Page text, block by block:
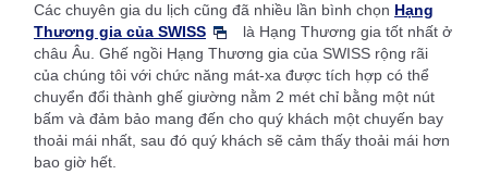
Các chuyên gia du lịch cũng đã nhiều lần bình chọn Hạng
Thương gia của SWISS
là Hạng Thương gia tốt nhất ở
châu Âu. Ghế ngồi Hạng Thương gia của SWISS rộng rãi
của chúng tôi với chức năng mát-xa được tích hợp có thể
chuyển đổi thành ghế giường nằm 2 mét chỉ bằng một nút
bấm và đảm bảo mang đến cho quý khách một chuyến bay
thoải mái nhất, sau đó quý khách sẽ cảm thấy thoải mái hơn
bao giờ hết.